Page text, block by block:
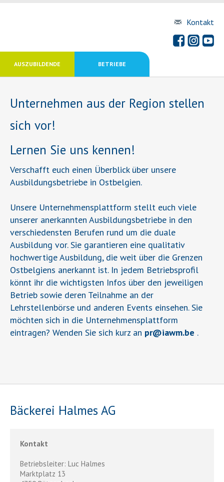
Kontakt
AUSZUBILDENDE BETRIEBE
Unternehmen aus der Region stellen
sich vor!
Lernen Sie uns kennen!
Verschafft euch einen Überblick über unsere
Ausbildungsbetriebe in Ostbelgien.
Unsere Unternehmensplattform stellt euch viele
unserer anerkannten Ausbildungsbetriebe in den
verschiedensten Berufen rund um die duale
Ausbildung vor. Sie garantieren eine qualitativ
hochwertige Ausbildung, die weit über die Grenzen
Ostbelgiens anerkannt ist. In jedem Betriebsprofil
könnt ihr die wichtigsten Infos über den jeweiligen
Betrieb sowie deren Teilnahme an der
Lehrstellenbörse und anderen Events einsehen. Sie
möchten sich in die Unternehmensplattform
eintragen? Wenden Sie sich kurz an pr@iawm.be .
Bäckerei Halmes AG
Kontakt
Betriebsleiter: Luc Halmes
Marktplatz 13